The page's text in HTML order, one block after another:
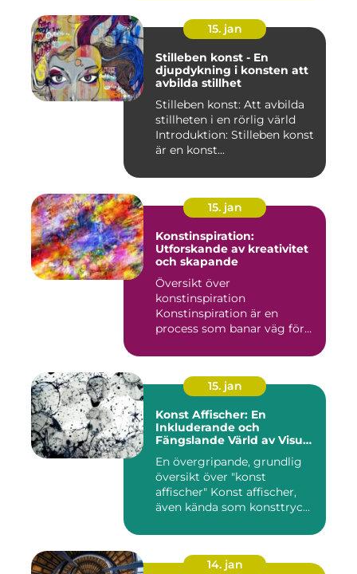
15. jan
Stilleben konst - En
djupdykning i konsten att
avbilda stillhet
Stilleben konst: Att avbilda
stillheten i en rörlig värld
Introduktion: Stilleben konst
är en konst...
15. jan
Konstinspiration:
Utforskande av kreativitet
och skapande
Översikt över
konstinspiration
Konstinspiration är en
process som banar väg för
15. jan
Konst Affischer: En
Inkluderande och
Fängslande Värld av Visuell
En övergripande, grundlig
översikt över "konst
affischer" Konst affischer,
även kända som konsttryc...
14. jan